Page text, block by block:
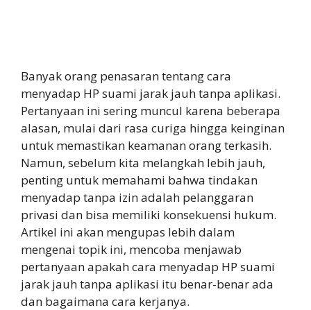
Banyak orang penasaran tentang cara
menyadap HP suami jarak jauh tanpa aplikasi.
Pertanyaan ini sering muncul karena beberapa
alasan, mulai dari rasa curiga hingga keinginan
untuk memastikan keamanan orang terkasih.
Namun, sebelum kita melangkah lebih jauh,
penting untuk memahami bahwa tindakan
menyadap tanpa izin adalah pelanggaran
privasi dan bisa memiliki konsekuensi hukum.
Artikel ini akan mengupas lebih dalam
mengenai topik ini, mencoba menjawab
pertanyaan apakah cara menyadap HP suami
jarak jauh tanpa aplikasi itu benar-benar ada
dan bagaimana cara kerjanya.